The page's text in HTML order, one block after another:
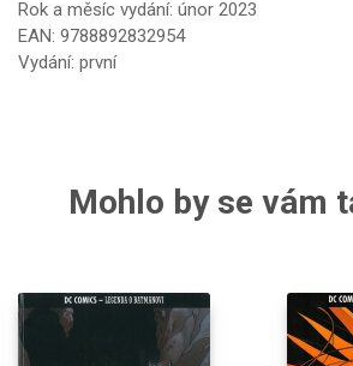
Rok a měsíc vydání: únor 2023
EAN: 9788892832954
Vydání: první
Mohlo by se vám